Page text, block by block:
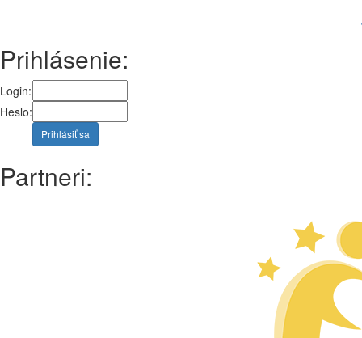
Prihlásenie:
Login:
Heslo:
Prihlásiť sa
Partneri: